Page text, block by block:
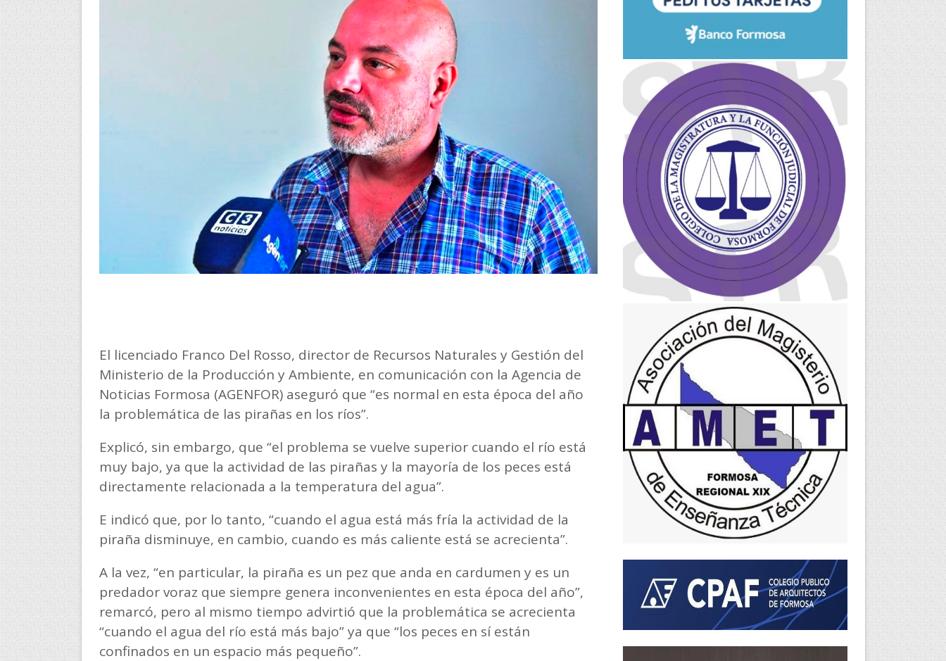
El licenciado Franco Del Rosso, director de Recursos Naturales y Gestión del
Ministerio de la Producción y Ambiente, en comunicación con la Agencia de
Noticias Formosa (AGENFOR) aseguró que “es normal en esta época del año
la problemática de las pirañas en los ríos”.
Explicó, sin embargo, que “el problema se vuelve superior cuando el río está
muy bajo, ya que la actividad de las pirañas y la mayoría de los peces está
directamente relacionada a la temperatura del agua”.
E indicó que, por lo tanto, “cuando el agua está más fría la actividad de la
piraña disminuye, en cambio, cuando es más caliente está se acrecienta”.
A la vez, “en particular, la piraña es un pez que anda en cardumen y es un
predador voraz que siempre genera inconvenientes en esta época del año”,
remarcó, pero al mismo tiempo advirtió que la problemática se acrecienta
“cuando el agua del río está más bajo” ya que “los peces en sí están
confinados en un espacio más pequeño”.